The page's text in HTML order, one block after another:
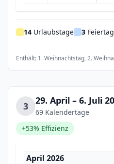
14 Urlaubstage 3
Enthält: 1. Weihnachtstag, 2.
3 29. April – 6. Juli
69 Kalendertage
+53% Effizienz
April 2026